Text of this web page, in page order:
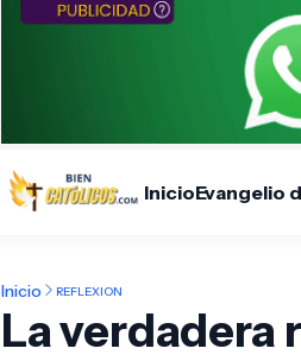
InicioEvangelio
Inicio REFLEXION
La verdadera